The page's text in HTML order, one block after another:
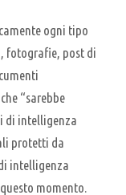
ogni tipo
fotografie, post di
“sarebbe
di intelligenza
protetti da
intelligenza
momento.